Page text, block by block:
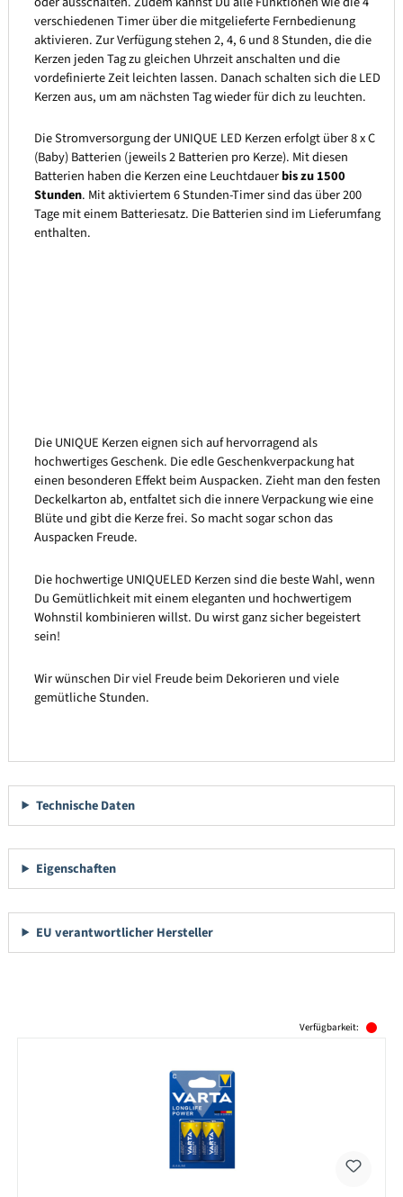
verschiedenen Timer über die mitgelieferte Fernbedienung
aktivieren. Zur Verfügung stehen 2, 4, 6 und 8 Stunden, die die
Kerzen jeden Tag zu gleichen Uhrzeit anschalten und die
vordefinierte Zeit leichten lassen. Danach schalten sich die LED
Kerzen aus, um am nächsten Tag wieder für dich zu leuchten.
Die Stromversorgung der UNIQUE LED Kerzen erfolgt über 8 x C
(Baby) Batterien (jeweils 2 Batterien pro Kerze). Mit diesen
Batterien haben die Kerzen eine Leuchtdauerbis zu 1500
Stunden. Mit aktiviertem 6 Stunden-Timer sind das über 200
Tage mit einem Batteriesatz. Die Batterien sind im Lieferumfang
enthalten.
Die UNIQUE Kerzen eignen sich auf hervorragend als
hochwertiges Geschenk. Die edle Geschenkverpackung hat
einen besonderen Effekt beim Auspacken. Zieht man den festen
Deckelkarton ab, entfaltet sich die innere Verpackung wie eine
Blüte und gibt die Kerze frei. So macht sogar schon das
Auspacken Freude.
Die hochwertige UNIQUELED Kerzen sind die beste Wahl, wenn
Du Gemütlichkeit mit einem eleganten und hochwertigem
Wohnstil kombinieren willst. Du wirst ganz sicher begeistert
sein!
Wir wünschen Dir viel Freude beim Dekorieren und viele
gemütliche Stunden.
Technische Daten
Eigenschaften
EU verantwortlicher Hersteller
Verfügbarkeit: